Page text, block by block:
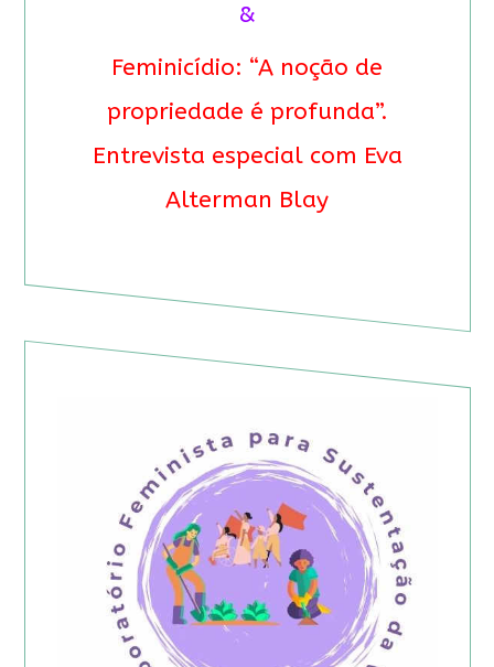
&
Feminicídio: “A noção de
propriedade é profunda”.
Entrevista especial com Eva
Alterman Blay